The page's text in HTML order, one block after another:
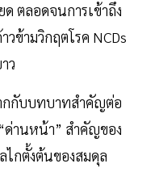
ด ตลอดจนการเข้าถึง
ข้ามวิกฤตโรค NCDs
ว
กกับบทบาทสำคัญต่อ
ด่านหน้า” สำคัญของ
กตั้งต้นของสมดุล